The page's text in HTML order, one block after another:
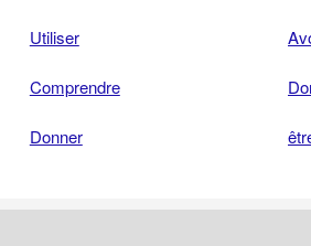
Utiliser
Comprendre
Donner